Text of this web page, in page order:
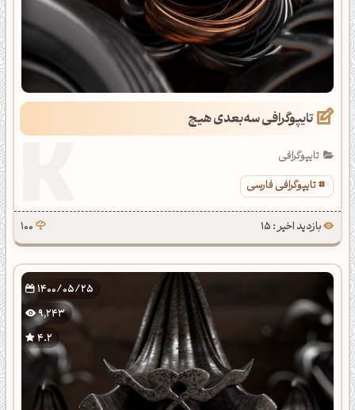
تایپوگرافی سه‌بعدی هیچ
تایپوگرافی
تایپوگرافی فارسی
بازدید اخیر : 15 100
1400/05/25
9,243
4.2